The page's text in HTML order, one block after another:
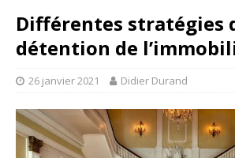
Différentes stratégies
détention de
26 janvier 2021 Didier Durand